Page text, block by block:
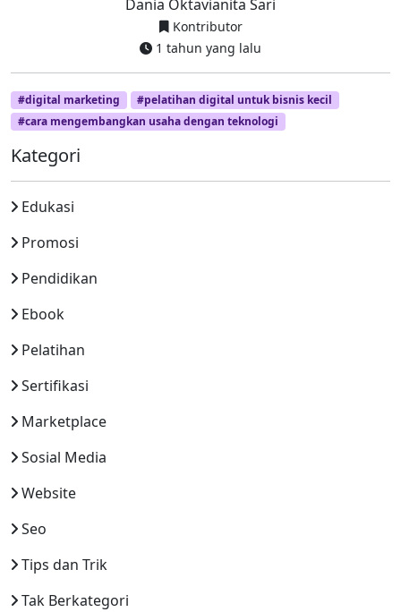
Dania Oktavianita Sari
Kontributor
1 tahun yang lalu
#digital marketing
#pelatihan digital untuk bisnis kecil
#cara mengembangkan usaha dengan teknologi
Kategori
Edukasi
Promosi
Pendidikan
Ebook
Pelatihan
Sertifikasi
Marketplace
Sosial Media
Website
Seo
Tips dan Trik
Tak Berkategori